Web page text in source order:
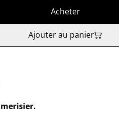
Acheter
Ajouter au panier